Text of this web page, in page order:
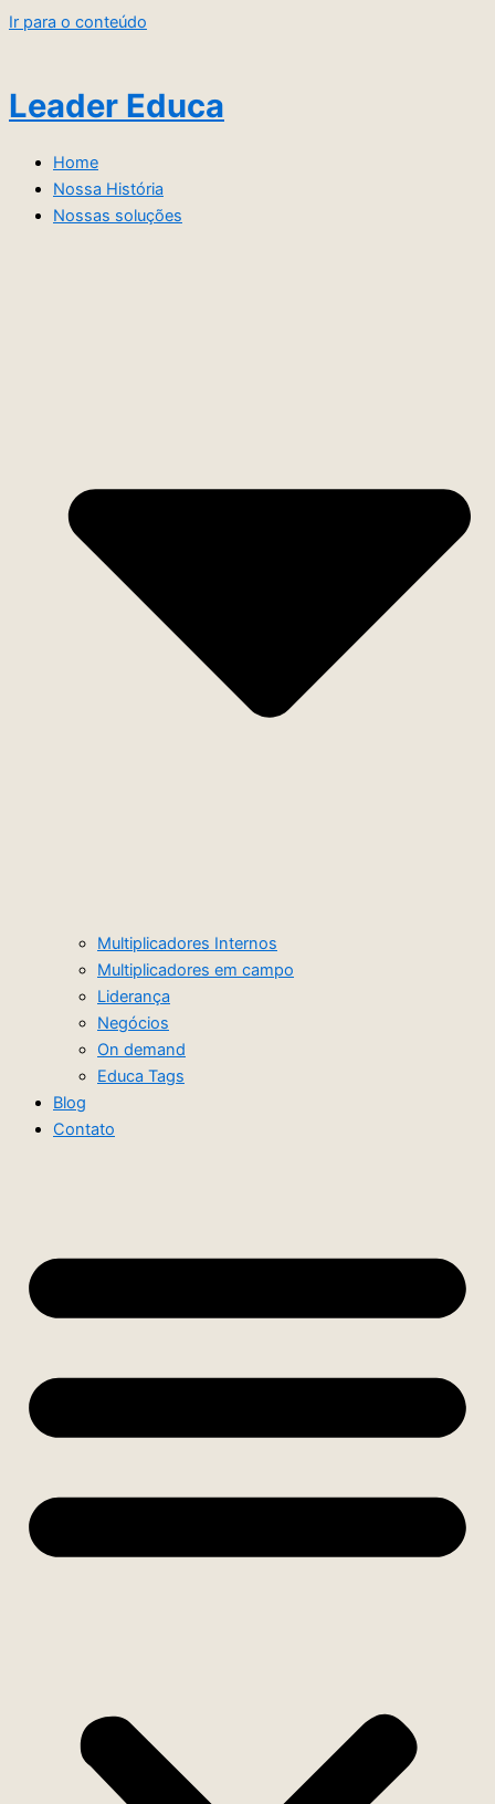
Ir para o conteúdo
Leader Educa
Home
Nossa História
Nossas soluções
Multiplicadores Internos
Multiplicadores em campo
Liderança
Negócios
On demand
Educa Tags
Blog
Contato